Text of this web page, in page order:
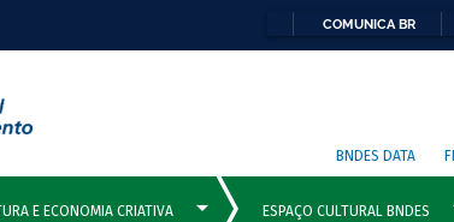
COMUNICA BR
BNDES DATA